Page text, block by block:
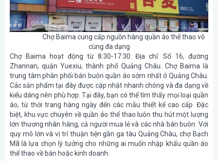
Chợ Baima cung cấp nguồn hàng quần áo thể thao vô
cùng đa dạng
Chợ Baima hoạt động từ 8:30-17:30. Địa chỉ: Số 16, đường
Zhannan, quận Yuexiu, thành phố Quảng Châu. Chợ Baima là
trung tâm phân phối bán buôn quần áo sớm nhất ở Quảng Châu.
Các sản phẩm tại đây được cập nhật nhanh chóng và đa dạng về
kiểu dáng nên phù hợp. Tại đây, bạn có thể tìm thấy mọi loại quần
áo, từ thời trang hàng ngày đến các mẫu thiết kế cao cấp. Đặc
biệt, khu vực chuyên về quần áo thể thao luôn thu hút một lượng
lớn thương nhân hàng, cả người mua lẻ và các nhà bán buôn. Với
quy mô lớn và vị trí thuận tiện gần ga tàu Quảng Châu, chợ Bạch
Mã là lựa chọn lý tưởng cho những ai muốn nhập khẩu quần áo
thể thao về bán hoặc kinh doanh.